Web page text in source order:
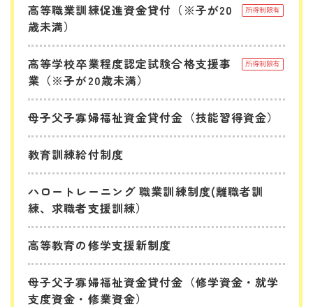
高等職業訓練促進資金貸付（※子が20
歳未満）
所得制限有
高等学校卒業程度認定試験合格支援事
業（※子が20歳未満）
所得制限有
母子父子寡婦福祉資金貸付金（技能習得資金）
教育訓練給付制度
ハロートレーニング 職業訓練制度(離職者訓
練、求職者支援訓練）
高等教育の修学支援新制度
母子父子寡婦福祉資金貸付金（修学資金・就学
支度資金・修業資金）